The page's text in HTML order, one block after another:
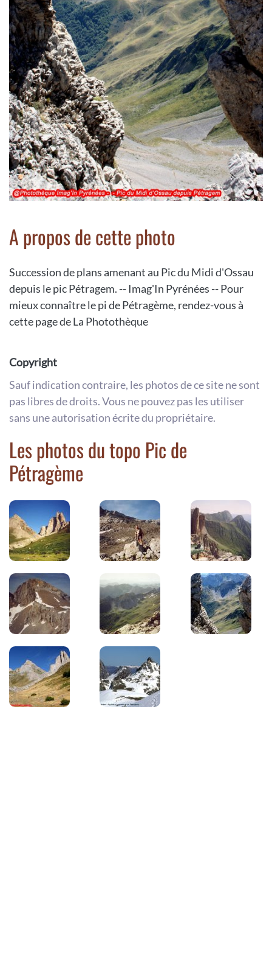
A propos de cette photo
Succession de plans amenant au Pic du Midi d'Ossau
depuis le pic Pétragem. -- Imag'In Pyrénées -- Pour
mieux connaître le pi de Pétragème, rendez-vous à
cette page de La Photothèque
Copyright
Sauf indication contraire, les photos de ce site ne sont
pas libres de droits. Vous ne pouvez pas les utiliser
sans une autorisation écrite du propriétaire.
Les photos du topo Pic de
Pétragème